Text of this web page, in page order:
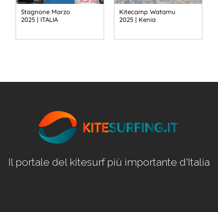
Stagnone Marzo
2025 | ITALIA
Kitecamp Watamu
2025 | Kenia
Il portale del kitesurf più importante d'Italia